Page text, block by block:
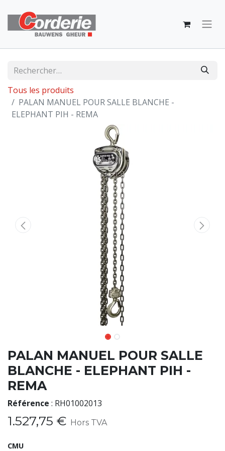
Tous les produits
PALAN MANUEL POUR SALLE BLANCHE -
ELEPHANT PIH - REMA
PALAN MANUEL POUR SALLE
BLANCHE - ELEPHANT PIH -
REMA
Référence : RH01002013
1.527,75 € Hors TVA
CMU